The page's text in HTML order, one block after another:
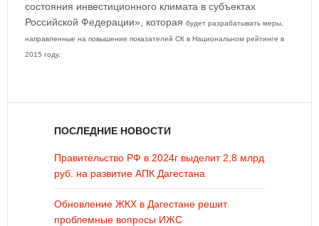
состояния инвестиционного климата в субъектах
Российской Федерации», которая будет разрабатывать меры,
направленные на повышение показателей СК в Национальном рейтинге в
2015 году.
ПОСЛЕДНИЕ НОВОСТИ
Правительство РФ в 2024г выделит 2,8 млрд
руб. на развитие АПК Дагестана
Обновление ЖКХ в Дагестане решит
проблемные вопросы ИЖС